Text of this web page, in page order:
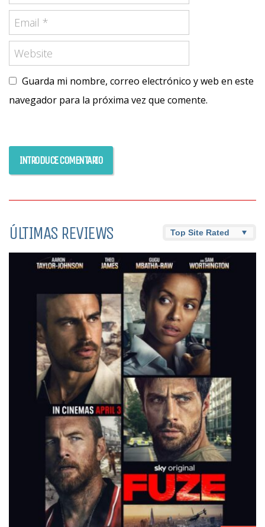
Guarda mi nombre, correo electrónico y web en este
navegador para la próxima vez que comente.
ÚLTIMAS REVIEWS